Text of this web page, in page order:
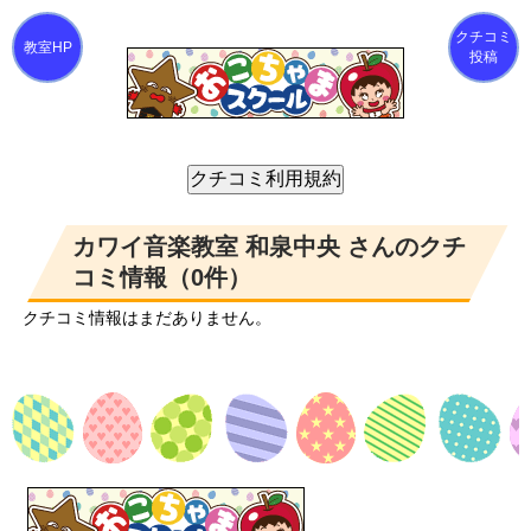
クチコミ
投稿
カワイ音楽教室 和泉中央 さんのクチ
コミ情報（0件）
クチコミ情報はまだありません。